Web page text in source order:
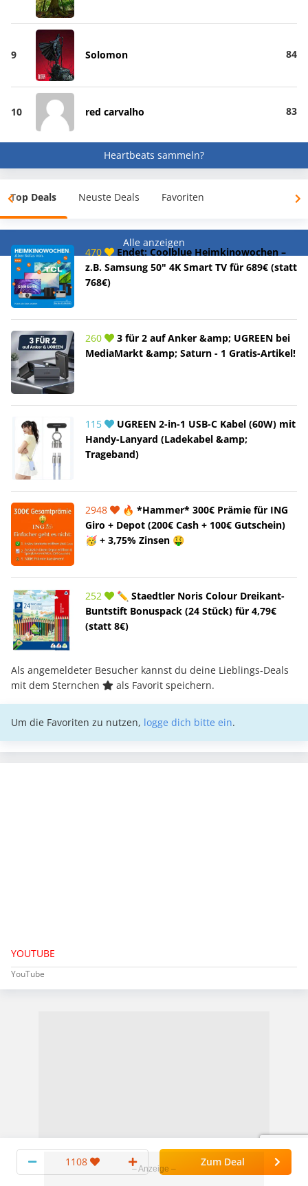
9 Solomon 84
10 red carvalho 83
Heartbeats sammeln?
Top Deals Neuste Deals Favoriten
Alle anzeigen
470
Endet: Coolblue Heimkinowochen –
z.B. Samsung 50" 4K Smart TV für 689€ (statt
768€)
260
3 für 2 auf Anker &amp; UGREEN bei
MediaMarkt &amp; Saturn - 1 Gratis-Artikel!
115
UGREEN 2-in-1 USB-C Kabel (60W) mit
Handy-Lanyard (Ladekabel &amp;
Trageband)
2948
🔥 *Hammer* 300€ Prämie für ING
Giro + Depot (200€ Cash + 100€ Gutschein)
🥳 + 3,75% Zinsen 🤑
252
✏️ Staedtler Noris Colour Dreikant-
Buntstift Bonuspack (24 Stück) für 4,79€
(statt 8€)
Als angemeldeter Besucher kannst du deine Lieblings-Deals
mit dem Sternchen
als Favorit speichern.
Um die Favoriten zu nutzen, logge dich bitte ein.
YOUTUBE
YouTube
1108 Zum Deal